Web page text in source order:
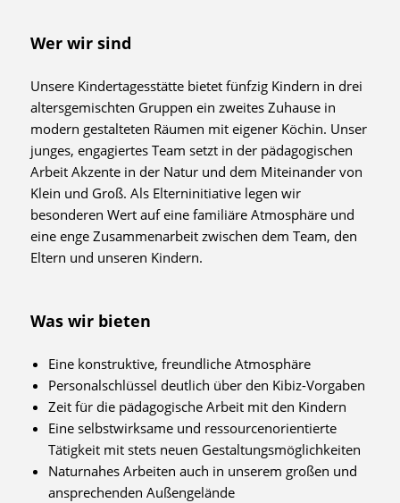
Wer wir sind
Unsere Kindertagesstätte bietet fünfzig Kindern in drei
altersgemischten Gruppen ein zweites Zuhause in
modern gestalteten Räumen mit eigener Köchin. Unser
junges, engagiertes Team setzt in der pädagogischen
Arbeit Akzente in der Natur und dem Miteinander von
Klein und Groß. Als Elterninitiative legen wir
besonderen Wert auf eine familiäre Atmosphäre und
eine enge Zusammenarbeit zwischen dem Team, den
Eltern und unseren Kindern.
Was wir bieten
Eine konstruktive, freundliche Atmosphäre
Personalschlüssel deutlich über den Kibiz-Vorgaben
Zeit für die pädagogische Arbeit mit den Kindern
Eine selbstwirksame und ressourcenorientierte
Tätigkeit mit stets neuen Gestaltungsmöglichkeiten
Naturnahes Arbeiten auch in unserem großen und
ansprechenden Außengelände